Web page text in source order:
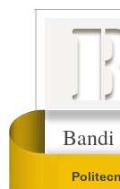
Bandi